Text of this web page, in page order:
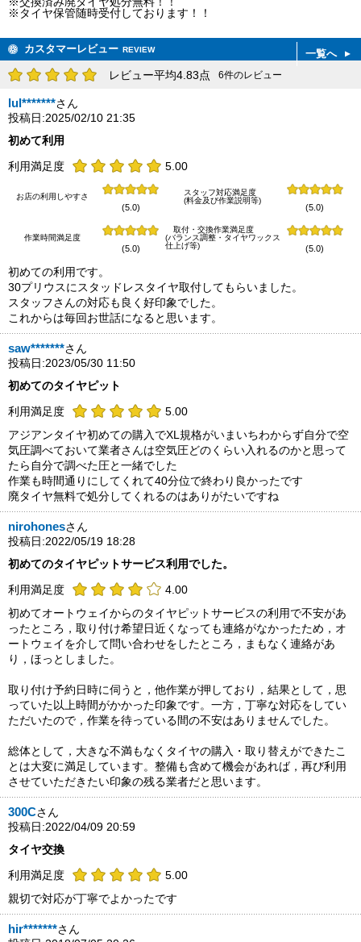
※タイヤ保管随時受付しております！！
カスタマーレビュー REVIEW 一覧へ
レビュー平均4.83点 6件のレビュー
lul*******さん
投稿日:2025/02/10 21:35
初めて利用
利用満足度
5.00
お店の利用しやすさ
(5.0)
スタッフ対応満足度
(料金及び作業説明等)
(5.0)
作業時間満足度
(5.0)
取付・交換作業満足度
(バランス調整・タイヤワックス
仕上げ等)
(5.0)
初めての利用です。
30プリウスにスタッドレスタイヤ取付してもらいました。
スタッフさんの対応も良く好印象でした。
これからは毎回お世話になると思います。
saw*******さん
投稿日:2023/05/30 11:50
初めてのタイヤピット
利用満足度
5.00
アジアンタイヤ初めての購入でXL規格がいまいちわからず自分で空
気圧調べておいて業者さんは空気圧どのくらい入れるのかと思って
たら自分で調べた圧と一緒でした
作業も時間通りにしてくれて40分位で終わり良かったです
廃タイヤ無料で処分してくれるのはありがたいですね
nirohonesさん
投稿日:2022/05/19 18:28
初めてのタイヤピットサービス利用でした。
利用満足度
4.00
初めてオートウェイからのタイヤピットサービスの利用で不安があ
ったところ，取り付け希望日近くなっても連絡がなかったため，オ
ートウェイを介して問い合わせをしたところ，まもなく連絡があ
り，ほっとしました。
取り付け予約日時に伺うと，他作業が押しており，結果として，思
っていた以上時間がかかった印象です。一方，丁寧な対応をしてい
ただいたので，作業を待っている間の不安はありませんでした。
総体として，大きな不満もなくタイヤの購入・取り替えができたこ
とは大変に満足しています。整備も含めて機会があれば，再び利用
させていただきたい印象の残る業者だと思います。
300Cさん
投稿日:2022/04/09 20:59
タイヤ交換
利用満足度
5.00
親切で対応が丁寧でよかったです
hir*******さん